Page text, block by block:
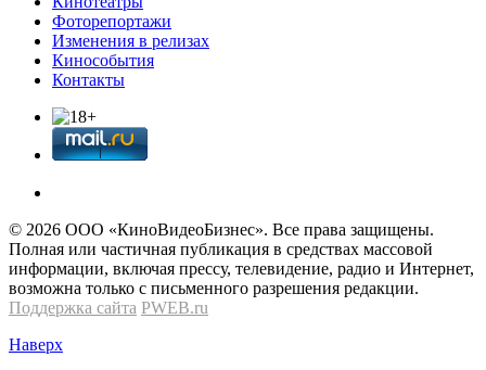
Фоторепортажи
Изменения в релизах
Кинособытия
Контакты
© 2026 OOО «КиноВидеоБизнес». Все права защищены.
Полная или частичная публикация в средствах массовой
информации, включая прессу, телевидение, радио и Интернет,
возможна только с письменного разрешения редакции.
Поддержка сайта PWEB.ru
Наверх